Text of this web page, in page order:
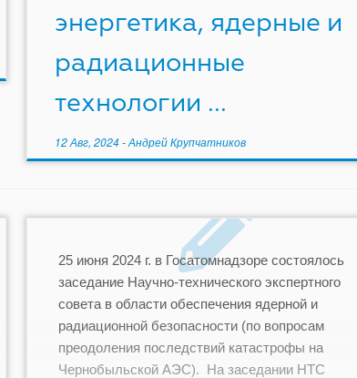
энергетика, ядерные и
радиационные
технологии ...
12 Авг, 2024-Андрей Крупчатников
25 июня 2024 г. в Госатомнадзоре состоялось
заседание Научно-технического экспертного
совета в области обеспечения ядерной и
радиационной безопасности (по вопросам
преодоления последствий катастрофы на
Чернобыльской АЭС). На заседании НТС